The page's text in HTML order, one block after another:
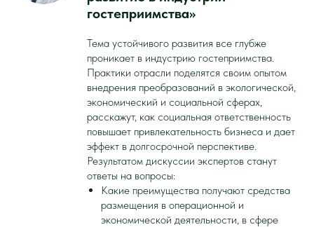
гостеприимства»
Тема устойчивого развития все глубже
проникает в индустрию гостеприимства.
Практики отрасли поделятся своим опытом
внедрения преобразований в экологической,
экономический и социальной сферах,
расскажут, как социальная ответственность
повышает привлекательность бизнеса и дает
эффект в долгосрочной перспективе.
Результатом дискуссии экспертов станут
ответы на вопросы:
Какие преимущества получают средства
размещения в операционной и
экономической деятельности, в сфере